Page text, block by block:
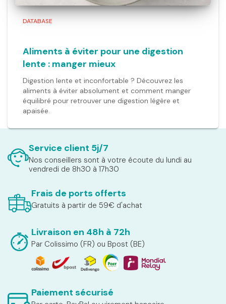
DATABASE
Aliments à éviter pour une digestion
lente : manger mieux
Digestion lente et inconfortable ? Découvrez les
aliments à éviter absolument et comment manger
équilibré pour retrouver une digestion légère et
apaisée.
Service client 5j/7
Nos conseillers sont à votre écoute du lundi au
vendredi de 8h30 à 17h30
Frais de ports offerts
Gratuits à partir de 59€ d'achat
Livraison en 48h à 72h
Par Colissimo (FR) ou Bpost (BE)
Paiement sécurisé